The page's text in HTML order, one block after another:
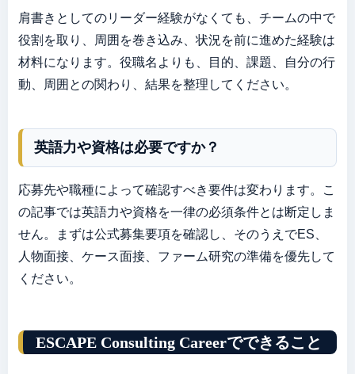
肩書きとしてのリーダー経験がなくても、チームの中で
役割を取り、周囲を巻き込み、状況を前に進めた経験は
材料になります。役職名よりも、目的、課題、自分の行
動、周囲との関わり、結果を整理してください。
英語力や資格は必要ですか？
応募先や職種によって確認すべき要件は変わります。こ
の記事では英語力や資格を一律の必須条件とは断定しま
せん。まずは公式募集要項を確認し、そのうえでES、
人物面接、ケース面接、ファーム研究の準備を優先して
ください。
ESCAPE Consulting Careerでできること